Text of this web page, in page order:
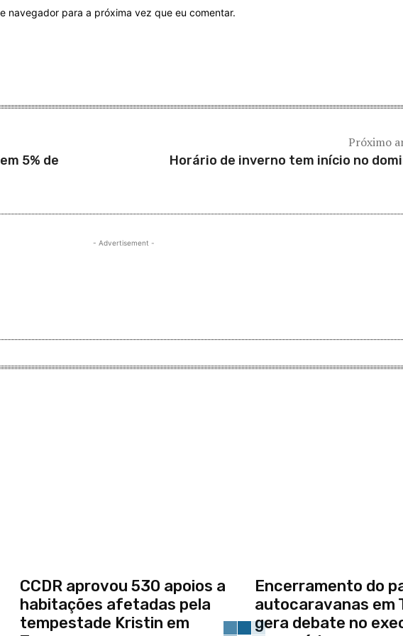
navegador para a próxima vez que eu comentar.
5% de
Próximo
Horário de inverno tem início no
- Advertisement -
CCDR aprovou 530 apoios a
habitações afetadas pela
tempestade Kristin em
Encerramento do
autocaravanas em
gera debate no